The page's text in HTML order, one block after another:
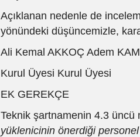
Açıklanan nedenle de
yönündeki düşüncemizle,
Ali Kemal AKKOÇ Adem
Kurul Üyesi Kurul Üyesi
EK GEREKÇE
Teknik şartnamenin 4.3 üncü
yüklenicinin önerdiği personel